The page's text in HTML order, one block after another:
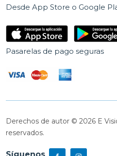
Desde App Store o Google
Pasarelas de pago seguras
Derechos de autor © 2026 E
reservados.